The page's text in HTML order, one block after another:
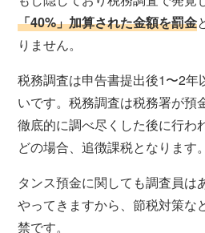
「40%」加算された金額を罰金
りません。
税務調査は申告書提出後1〜2年
いです。税務調査は税務署が預
徹底的に調べ尽くした後に行わ
どの場合、追徴課税となります。
タンス預金に関しても調査員は
やってきますから、節税対策な
禁です。